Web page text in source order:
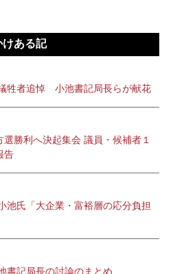
けある記
牲者追悼 小池書記局長らが献花
勝利へ決起集会 議員・候補者１
告
池氏「大企業・富裕層の応分負担
書記局長の討論のまとめ